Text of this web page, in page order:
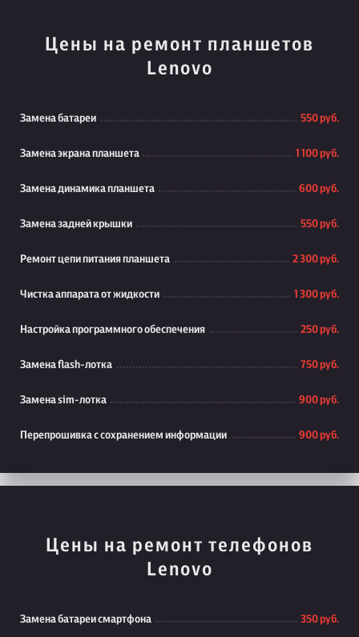
Цены на ремонт планшетов
Lenovo
Замена батареи 550 руб.
Замена экрана планшета 1 100 руб.
Замена динамика планшета 600 руб.
Замена задней крышки 550 руб.
Ремонт цепи питания планшета 2 300 руб.
Чистка аппарата от жидкости 1 300 руб.
Настройка программного обеспечения 250 руб.
Замена flash-лотка 750 руб.
Замена sim-лотка 900 руб.
Перепрошивка с сохранением информации 900 руб.
Цены на ремонт телефонов
Lenovo
Замена батареи смартфона 350 руб.